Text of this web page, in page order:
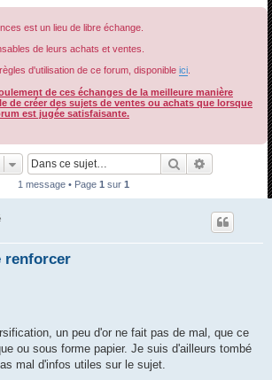
r
est un lieu de libre échange.
de leurs achats et ventes.
d'utilisation de ce forum, disponible ici
de ces échanges de la meilleure manière
de créer des sujets de ventes ou achats que lorsque
est jugée satisfaisante.
RechercherRecherche
1 message • Page 1 sur 1
renforcer
un peu d'or ne fait pas de mal, que ce
ou sous forme papier. Je suis d'ailleurs tombé
mal d'infos utiles sur le sujet.